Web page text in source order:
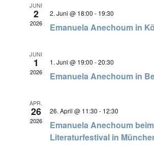
JUNI
2
2026
2. Juni @ 18:00 - 19:30
Emanuela Anechoum in
JUNI
1
2026
1. Juni @ 19:00 -20:30
Emanuela Anechoum in
APR.
26
2026
26. April @ 11:30 - 12:30
Emanuela Anechoum
Literaturfestival in